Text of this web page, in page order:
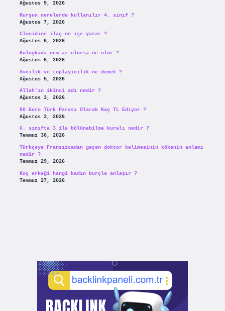
Ağustos 9, 2026
Kurşun nerelerde kullanılır 4. sınıf ?
Ağustos 7, 2026
Clonidine ilaç ne işe yarar ?
Ağustos 6, 2026
Kuluçkada nem az olursa ne olur ?
Ağustos 6, 2026
Avcılık ve toplayicilik ne demek ?
Ağustos 5, 2026
Allah’ın ikinci adı nedir ?
Ağustos 3, 2026
80 Euro Türk Parası Olarak Kaç TL Ediyor ?
Ağustos 3, 2026
6. sınıfta 3 ile bölünebilme kuralı nedir ?
Temmuz 30, 2026
Türkçeye Fransızcadan geçen doktor kelimesinin kökenin anlamı
nedir ?
Temmuz 29, 2026
Koç erkeği hangi kadın burçla anlaşır ?
Temmuz 27, 2026